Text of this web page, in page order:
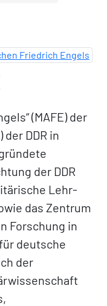
(MAFE) der
DDR in
der DDR
Lehr-
das Zentrum
Forschung in
deutsche
der